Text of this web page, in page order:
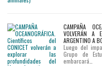
CAMPAÑA
VOLVERÁN A
ARGENTINO A
Luego del
Grupo de
embarcará…